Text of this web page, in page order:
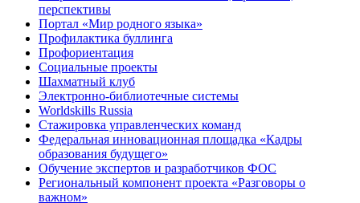
перспективы
Портал «Мир родного языка»
Профилактика буллинга
Профориентация
Социальные проекты
Шахматный клуб
Электронно-библиотечные системы
Worldskills Russia
Стажировка управленческих команд
Федеральная инновационная площадка «Кадры
образования будущего»
Обучение экспертов и разработчиков ФОС
Региональный компонент проекта «Разговоры о
важном»